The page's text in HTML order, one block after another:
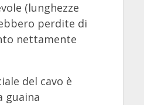
(lunghezze
perdite di
nettamente
del cavo è
guaina